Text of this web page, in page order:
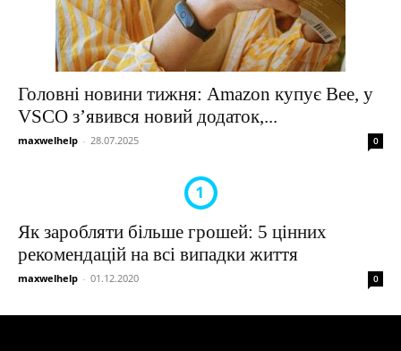
Головні новини тижня: Amazon купує Bee, у
VSCO з’явився новий додаток,...
maxwelhelp - 28.07.2025 0
Як заробляти більше грошей: 5 цінних
рекомендацій на всі випадки життя
maxwelhelp - 01.12.2020 0